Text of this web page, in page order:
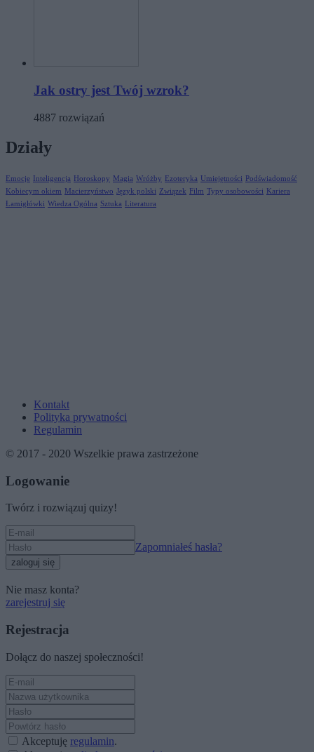
Jak ostry jest Twój wzrok?
4887 rozwiązań
Działy
Emocje Inteligencja Horoskopy Magia Wróżby Ezoteryka Umiejętności
Podświadomość
Kobiecym okiem
Macierzyństwo Język polski Związek Film Typy osobowości
Kariera
Łamigłówki Wiedza Ogólna Sztuka Literatura
Kontakt
Polityka prywatności
Regulamin
© 2017 - 2020 Wszelkie prawa zastrzeżone
Logowanie
Twórz i rozwiązuj quizy!
Zapomniałeś hasła?
zaloguj się
Nie masz konta?
zarejestruj się
Rejestracja
Dołącz do naszej społeczności!
Akceptuję regulamin.